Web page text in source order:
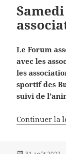
Le Forum
avec les
les
sportif des
suivi de
Continuer la